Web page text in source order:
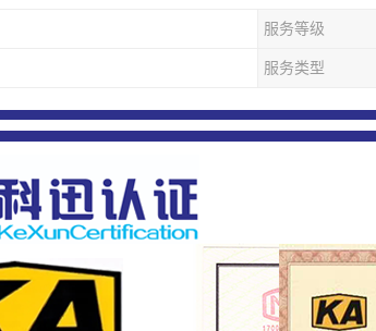
服务等级
服务类型